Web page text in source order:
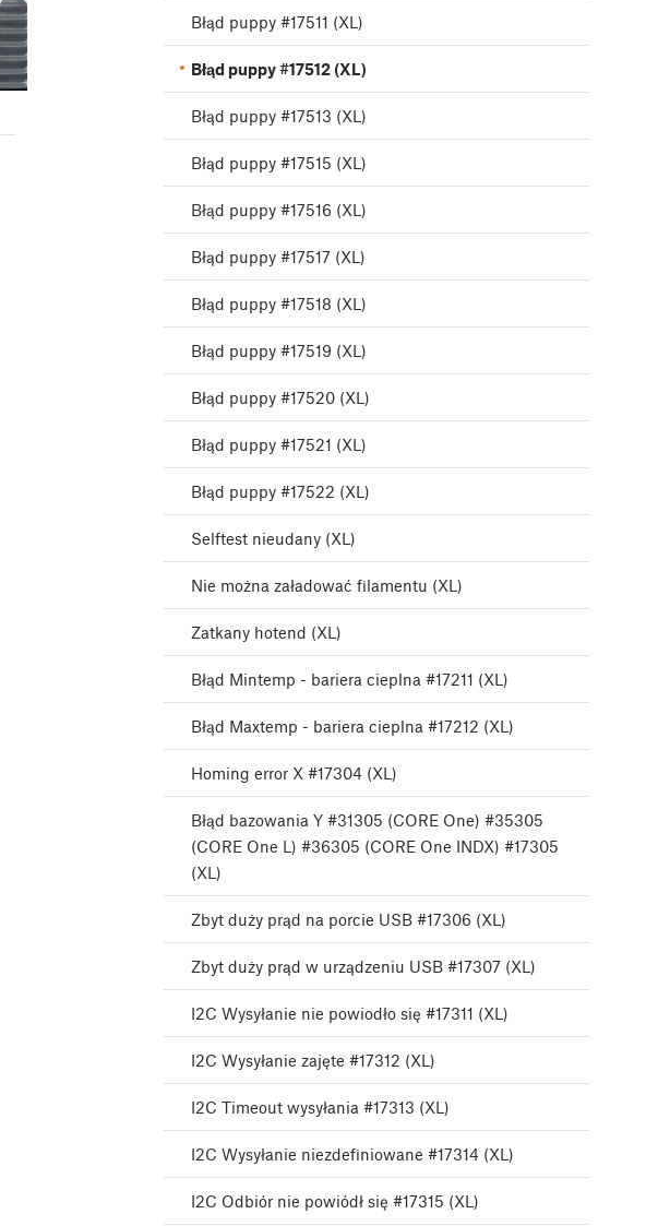
Błąd puppy #17511 (XL)
Błąd puppy #17512 (XL)
Błąd puppy #17513 (XL)
Błąd puppy #17515 (XL)
Błąd puppy #17516 (XL)
Błąd puppy #17517 (XL)
Błąd puppy #17518 (XL)
Błąd puppy #17519 (XL)
Błąd puppy #17520 (XL)
Błąd puppy #17521 (XL)
Błąd puppy #17522 (XL)
Selftest nieudany (XL)
Nie można załadować filamentu (XL)
Zatkany hotend (XL)
Błąd Mintemp - bariera cieplna #17211 (XL)
Błąd Maxtemp - bariera cieplna #17212 (XL)
Homing error X #17304 (XL)
Błąd bazowania Y #31305 (CORE One) #35305
(CORE One L) #36305 (CORE One INDX) #17305
(XL)
Zbyt duży prąd na porcie USB #17306 (XL)
Zbyt duży prąd w urządzeniu USB #17307 (XL)
I2C Wysyłanie nie powiodło się #17311 (XL)
I2C Wysyłanie zajęte #17312 (XL)
I2C Timeout wysyłania #17313 (XL)
I2C Wysyłanie niezdefiniowane #17314 (XL)
I2C Odbiór nie powiódł się #17315 (XL)